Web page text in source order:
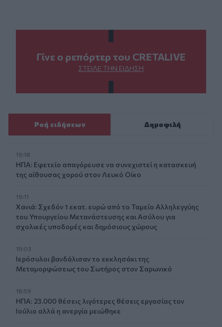
Γίνε ο ρεπόρτερ του CRETALIVE
ΣΤΕΊΛΕ ΤΗΝ ΕΊΔΗΣΗ
Ροή ειδήσεων Δημοφιλή
19:18
ΗΠΑ: Εφετείο απαγόρευσε να συνεχιστεί η κατασκευή
της αίθουσας χορού στον Λευκό Οίκο
19:11
Χανιά: Σχεδόν 1 εκατ. ευρώ από το Ταμείο Αλληλεγγύης
του Υπουργείου Μετανάστευσης και Ασύλου για
σχολικές υποδομές και δημόσιους χώρους
19:03
Ιερόσυλοι βανδάλισαν το εκκλησάκι της
Μεταμορφώσεως του Σωτήρος στον Σαρωνικό
18:59
ΗΠΑ: 23.000 θέσεις λιγότερες θέσεις εργασίας τον
Ιούλιο αλλά η ανεργία μειώθηκε